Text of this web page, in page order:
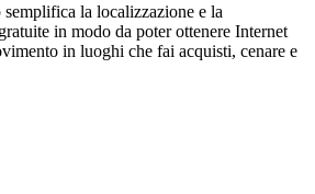
la localizzazione e la
in modo da poter ottenere Internet
in luoghi che fai acquisti, cenare e